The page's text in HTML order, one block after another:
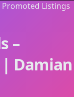
Promoted Listings
–
Damian